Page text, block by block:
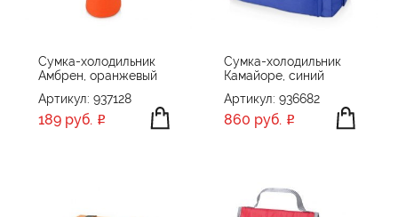
Сумка-холодильник
Амбрен, оранжевый
Артикул: 937128
189 руб.
Сумка-холодильник
Камайоре, синий
Артикул: 936682
860 руб.